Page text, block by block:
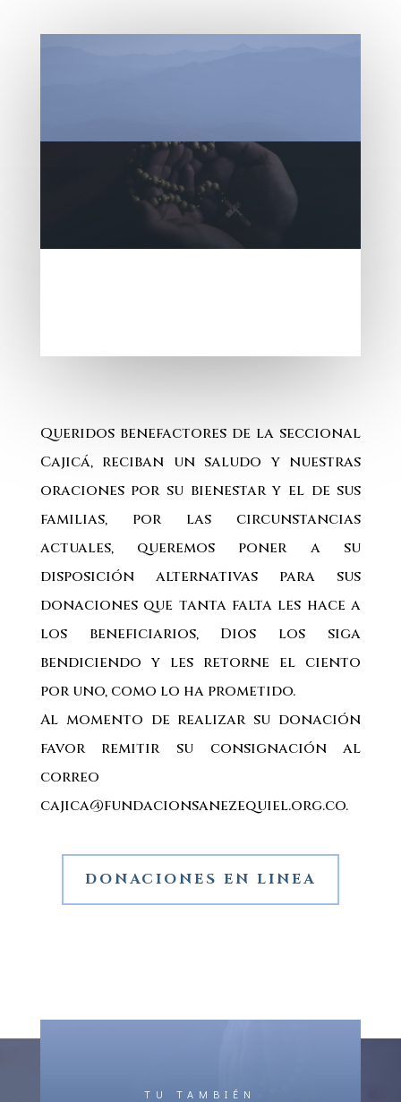
Queridos benefactores de la seccional
Cajicá, reciban un saludo y nuestras
oraciones por su bienestar y el de sus
familias, por las circunstancias
actuales, queremos poner a su
disposición alternativas para sus
donaciones que tanta falta les hace a
los beneficiarios, Dios los siga
bendiciendo y les retorne el ciento
por uno, como lo ha prometido.
Al momento de realizar su donación
favor remitir su consignación al
correo
cajica@fundacionsanezequiel.org.co.
DONACIONES EN LINEA
TU TAMBIÉN